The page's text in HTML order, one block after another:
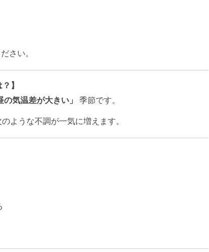
さい。
】
の気温差が大きい」 季節です。
ような不調が一気に増えます。